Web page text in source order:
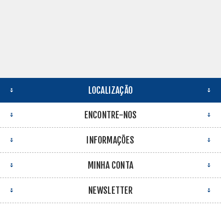
LOCALIZAÇÃO
ENCONTRE-NOS
INFORMAÇÕES
MINHA CONTA
NEWSLETTER